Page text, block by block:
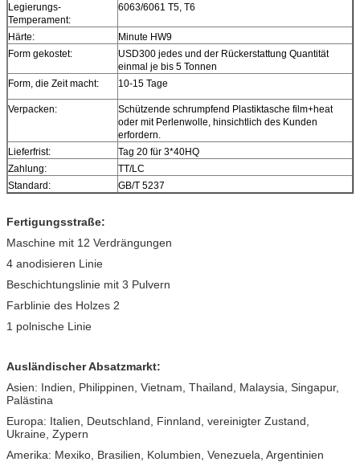
Legierungs-
Temperament:
6063/6061 T5, T6
Härte:
Minute HW9
Form gekostet:
USD300 jedes und der Rückerstattung Quantität
einmal je bis 5 Tonnen
Form, die Zeit macht:
10-15 Tage
Verpacken:
Schützende schrumpfend Plastiktasche film+heat
oder mit Perlenwolle, hinsichtlich des Kunden
erfordern.
Lieferfrist:
Tag 20 für 3*40HQ
Zahlung:
TT/LC
Standard:
GB/T 5237
Fertigungsstraße:
Maschine mit 12 Verdrängungen
4 anodisieren Linie
Beschichtungslinie mit 3 Pulvern
Farblinie des Holzes 2
1 polnische Linie
Ausländischer Absatzmarkt:
Asien: Indien, Philippinen, Vietnam, Thailand, Malaysia, Singapur,
Palästina
Europa: Italien, Deutschland, Finnland, vereinigter Zustand,
Ukraine, Zypern
Amerika: Mexiko, Brasilien, Kolumbien, Venezuela, Argentinien